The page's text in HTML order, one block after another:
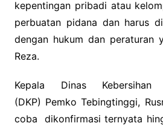
kepentingan pribadi atau
perbuatan pidana dan harus
dengan hukum dan peraturan
Reza.
Kepala Dinas Kebersihan
(DKP) Pemko Tebingtinggi,
coba dikonfirmasi ternyata